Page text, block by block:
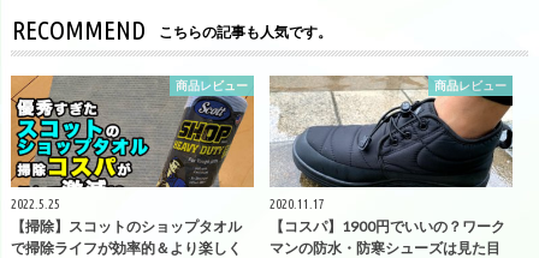
RECOMMEND こちらの記事も人気です。
商品レビュー
2022.5.25
【掃除】スコットのショップタオル
で掃除ライフが効率的＆より楽しく
商品レビュー
2020.11.17
【コスパ】1900円でいいの？ワーク
マンの防水・防寒シューズは見た目